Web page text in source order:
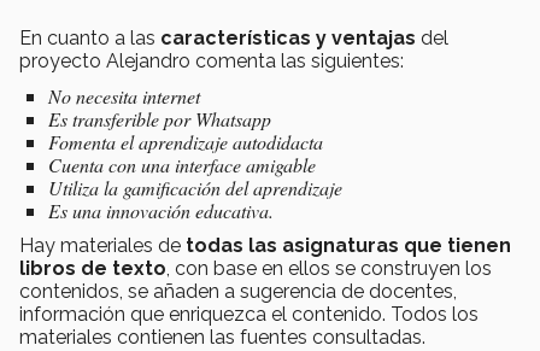
En cuanto a las características y ventajas del
proyecto Alejandro comenta las siguientes:
No necesita internet
Es transferible por Whatsapp
Fomenta el aprendizaje autodidacta
Cuenta con una interface amigable
Utiliza la gamificación del aprendizaje
Es una innovación educativa.
Hay materiales de todas las asignaturas que tienen
libros de texto, con base en ellos se construyen los
contenidos, se añaden a sugerencia de docentes,
información que enriquezca el contenido. Todos los
materiales contienen las fuentes consultadas.